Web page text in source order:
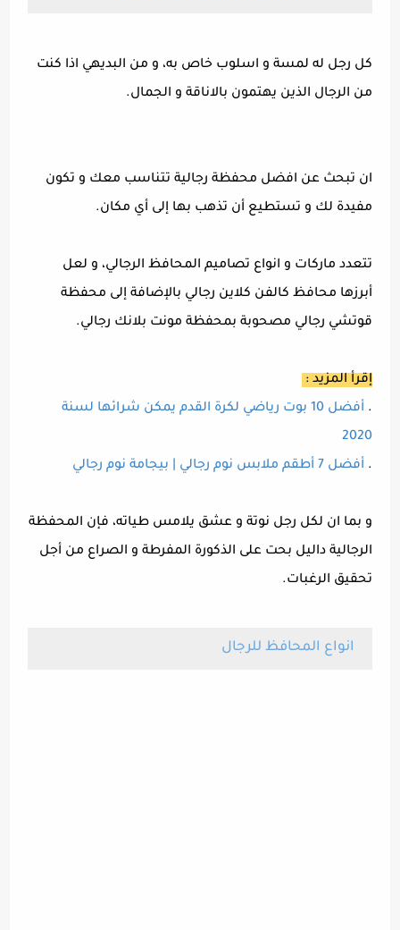
كل رجل له لمسة و اسلوب خاص به، و من البديهي اذا كنت
من الرجال الذين يهتمون بالاناقة و الجمال.
ان تبحث عن افضل محفظة رجالية تتناسب معك و تكون
مفيدة لك و تستطيع أن تذهب بها إلى أي مكان.
تتعدد ماركات و انواع تصاميم المحافظ الرجالي، و لعل
أبرزها محافظ كالفن كلاين رجالي بالإضافة إلى محفظة
قوتشي رجالي مصحوبة بمحفظة مونت بلانك رجالي.
إقرأ المزيد :
.
أفضل 10 بوت رياضي لكرة القدم يمكن شرائها لسنة
2020
. أفضل 7 أطقم ملابس نوم رجالي | بيجامة نوم رجالي
و بما ان لكل رجل نوتة و عشق يلامس طياته، فإن المحفظة
الرجالية داليل بحت على الذكورة المفرطة و الصراع من أجل
تحقيق الرغبات.
انواع المحافظ للرجال